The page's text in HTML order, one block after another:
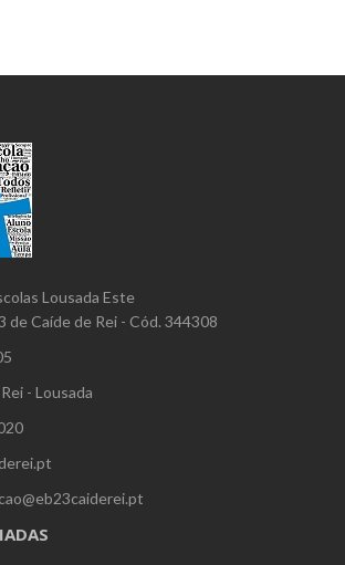
Lousada Este
de Caíde de Rei - Cód. 344308
- Lousada